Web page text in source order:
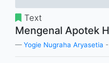
Text
Mengenal Apotek
Yogie Nugraha Aryasetia